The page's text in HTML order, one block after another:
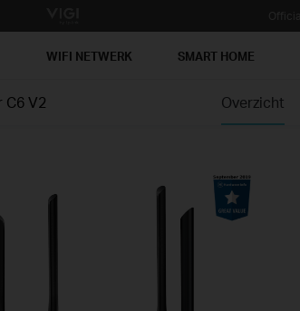
WIFI NETWERK SMART HOME
C6 V2 Overzicht